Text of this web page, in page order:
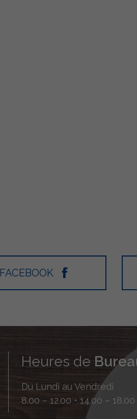
FACEBOOK
Heures de
Du Lundi au Vendredi
8.00 – 12.00 • 14.00 – 18.00